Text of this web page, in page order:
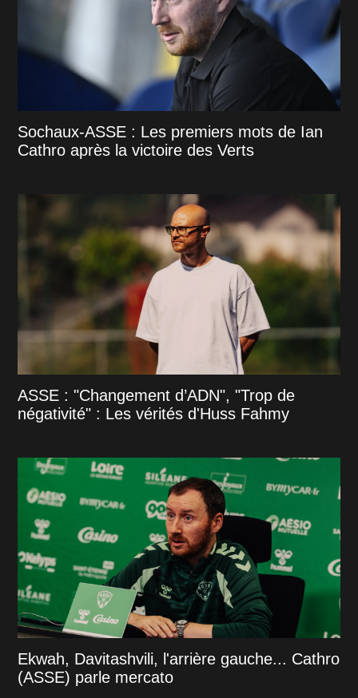
Sochaux-ASSE : Les premiers mots de Ian
Cathro après la victoire des Verts
ASSE : "Changement d’ADN", "Trop de
négativité" : Les vérités d'Huss Fahmy
Ekwah, Davitashvili, l'arrière gauche... Cathro
(ASSE) parle mercato